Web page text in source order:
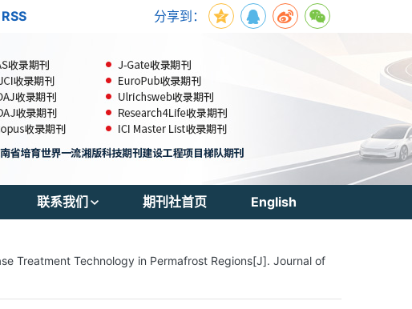
分享到：
RSS
式
联系我们
联系方式
期刊社首页 English
Treatment Technology in Permafrost Regions[J]. Journal of